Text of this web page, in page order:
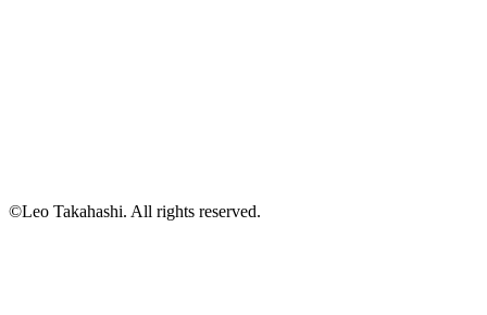
©Leo Takahashi. All rights reserved.